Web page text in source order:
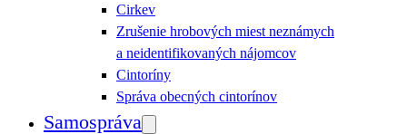
Cirkev
Zrušenie hrobových miest neznámych
a neidentifikovaných nájomcov
Cintoríny
Správa obecných cintorínov
Samospráva